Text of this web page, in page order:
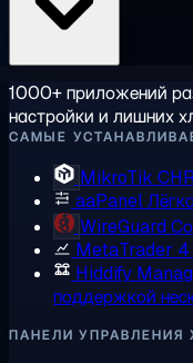
1000+ приложений
настройки и лишних
САМЫЕ
MikroTik
aaPanel
WireGuard
MetaTrader 4
Hiddify
поддержкой
ПАНЕЛИ УПРАВЛЕНИЯ